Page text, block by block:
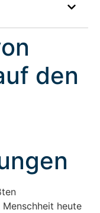
den
heute